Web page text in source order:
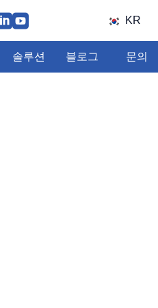
KR
솔루션 블로그 문의